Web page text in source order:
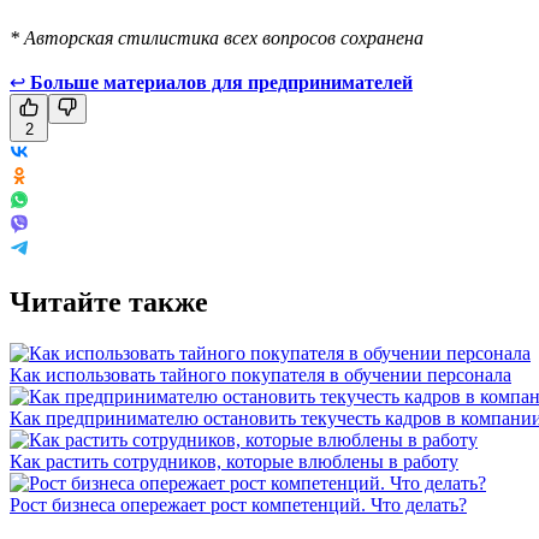
* Авторская стилистика всех вопросов сохранена
↩ Больше материалов для предпринимателей
2
Читайте также
Как использовать тайного покупателя‎ в обучении персонала
Как предпринимателю остановить текучесть кадров в
Как растить сотрудников, которые влюблены в работу
Рост бизнеса опережает рост компетенций. Что делать?